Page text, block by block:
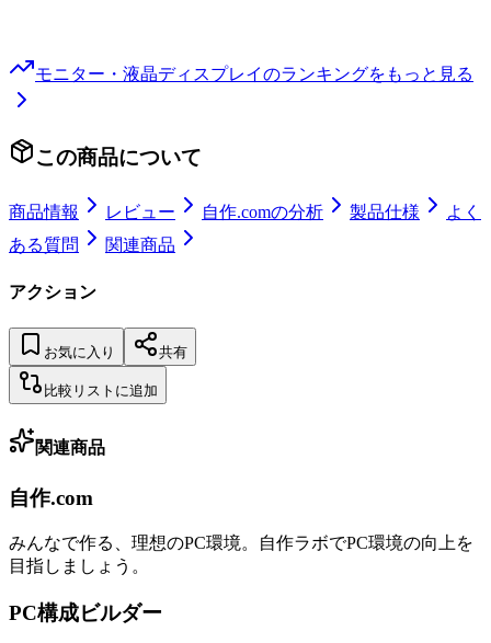
モニター・液晶ディスプレイのランキングをもっと見る
この商品について
商品情報 レビュー 自作.comの分析 製品仕様
よく
ある質問
関連商品
アクション
お気に入り 共有
比較リストに追加
関連商品
自作.com
みんなで作る、理想のPC環境。 自作ラボでPC環境の向上を
目指しましょう。
PC構成ビルダー